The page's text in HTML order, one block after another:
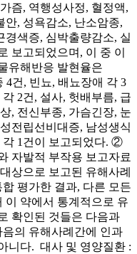
즘, 역행성사정, 혈정액,
안, 성욕감소, 난소암종,
경색증, 심박출량감소, 실
보고되었으며, 이 중 이
유해반응 발현율은
4건, 빈뇨, 배뇨장애 각 3
2건, 설사, 헛배부름, 급
, 전신부종, 가슴긴장, 눈
전립선비대증, 남성생식
각 1건이 보고되었다. ②
자발적 부작용 보고자료
상으로 보고된 유해사례
평가한 결과, 다른 모든
이 약에서 통계적으로 유
확인된 것들은 다음과
의 유해사례간에 인과
니다. ­ 대사 및 영양질환 :